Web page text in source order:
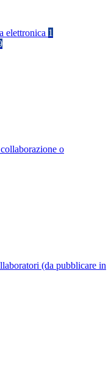
elettronica 1
o
(da pubblicare in